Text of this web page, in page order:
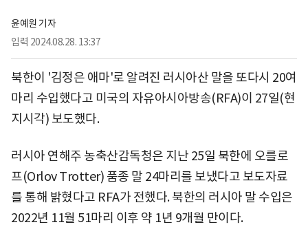
윤예원 기자
입력 2024.08.28. 13:37
북한이 '김정은 애마'로 알려진 러시아산 말을 또다시 20여
마리 수입했다고 미국의 자유아시아방송(RFA)이 27일(현
지시각) 보도했다.
러시아 연해주 농축산감독청은 지난 25일 북한에 오를로
프(Orlov Trotter) 품종 말 24마리를 보냈다고 보도자료
를 통해 밝혔다고 RFA가 전했다. 북한의 러시아 말 수입은
2022년 11월 51마리 이후 약 1년 9개월 만이다.